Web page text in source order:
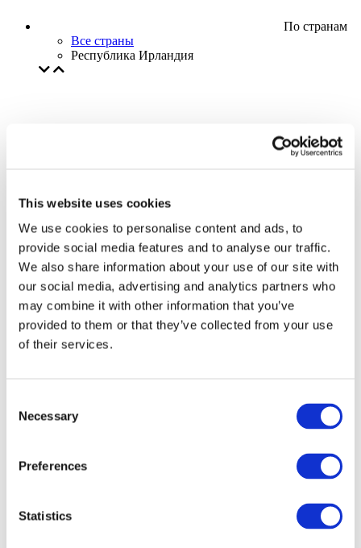
This website uses cookies
We use cookies to personalise content and ads, to
provide social media features and to analyse our traffic.
We also share information about your use of our site with
our social media, advertising and analytics partners who
may combine it with other information that you’ve
provided to them or that they’ve collected from your use
of their services.
Selection
Necessary
Preferences
Statistics
По странам
Все страны
Республика Ирландия